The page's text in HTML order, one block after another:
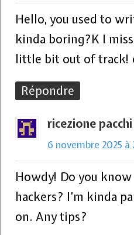
Hello, you used to
kinda boring?K I
little bit out of track!
Répondre
ricezione
6 novembre 2025 à
Howdy! Do you
hackers? I’m kinda
on. Any tips?